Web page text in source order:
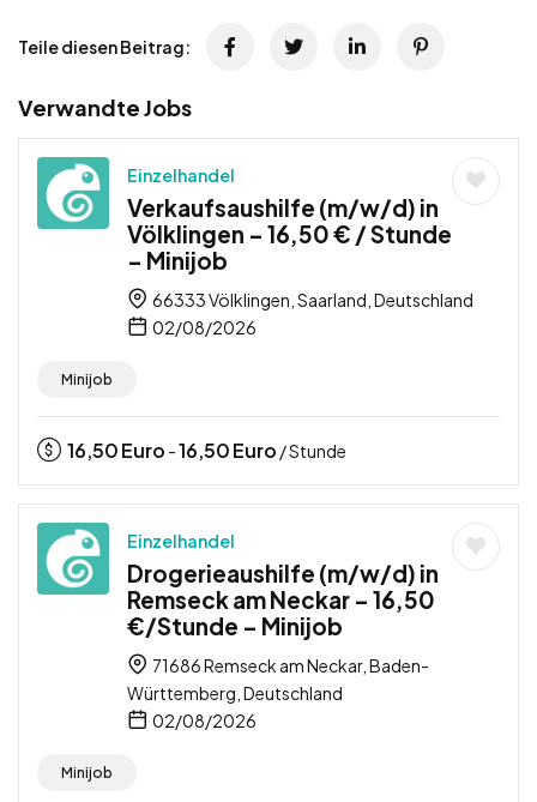
Teile diesen Beitrag:
Verwandte Jobs
Einzelhandel
Verkaufsaushilfe (m/w/d) in
Völklingen – 16,50 € / Stunde
– Minijob
66333 Völklingen, Saarland, Deutschland
02/08/2026
Minijob
16,50Euro -16,50Euro / Stunde
Einzelhandel
Drogerieaushilfe (m/w/d) in
Remseck am Neckar – 16,50
€/Stunde – Minijob
71686 Remseck am Neckar, Baden-
Württemberg, Deutschland
02/08/2026
Minijob